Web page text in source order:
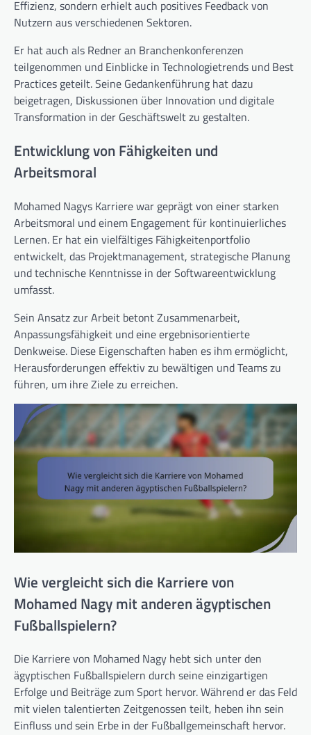
Effizienz, sondern erhielt auch positives Feedback von
Nutzern aus verschiedenen Sektoren.
Er hat auch als Redner an Branchenkonferenzen
teilgenommen und Einblicke in Technologietrends und Best
Practices geteilt. Seine Gedankenführung hat dazu
beigetragen, Diskussionen über Innovation und digitale
Transformation in der Geschäftswelt zu gestalten.
Entwicklung von Fähigkeiten und
Arbeitsmoral
Mohamed Nagys Karriere war geprägt von einer starken
Arbeitsmoral und einem Engagement für kontinuierliches
Lernen. Er hat ein vielfältiges Fähigkeitenportfolio
entwickelt, das Projektmanagement, strategische Planung
und technische Kenntnisse in der Softwareentwicklung
umfasst.
Sein Ansatz zur Arbeit betont Zusammenarbeit,
Anpassungsfähigkeit und eine ergebnisorientierte
Denkweise. Diese Eigenschaften haben es ihm ermöglicht,
Herausforderungen effektiv zu bewältigen und Teams zu
führen, um ihre Ziele zu erreichen.
Wie vergleicht sich die Karriere von
Mohamed Nagy mit anderen ägyptischen
Fußballspielern?
Die Karriere von Mohamed Nagy hebt sich unter den
ägyptischen Fußballspielern durch seine einzigartigen
Erfolge und Beiträge zum Sport hervor. Während er das Feld
mit vielen talentierten Zeitgenossen teilt, heben ihn sein
Einfluss und sein Erbe in der Fußballgemeinschaft hervor.